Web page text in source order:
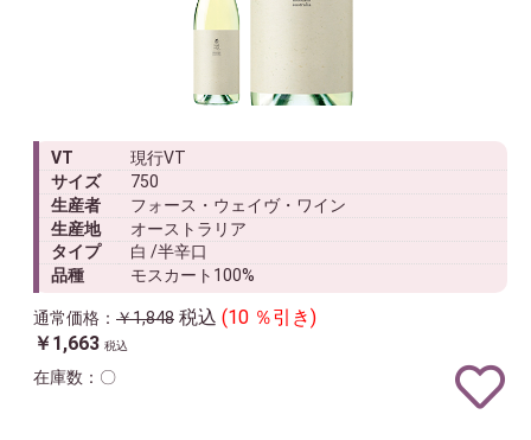
VT
現行VT
サイズ
750
生産者
フォース・ウェイヴ・ワイン
生産地
オーストラリア
タイプ
白 /半辛口
品種
モスカート100%
通常価格： ￥1,848 税込 (10 ％引き)
￥1,663 税込
在庫数：〇